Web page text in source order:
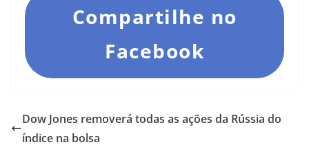
Compartilhe no
Facebook
Dow Jones removerá todas as ações da Rússia do
índice na bolsa